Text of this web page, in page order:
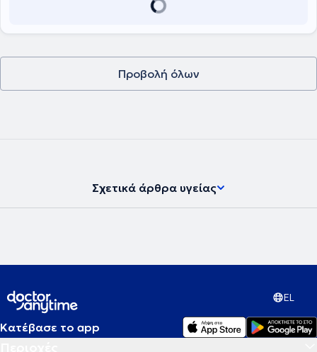
Προβολή όλων
Σχετικά άρθρα υγείας
EL
Κατέβασε το app